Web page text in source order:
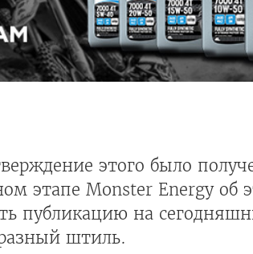
этого было
этапе Monster Energy об
публикацию на
штиль.